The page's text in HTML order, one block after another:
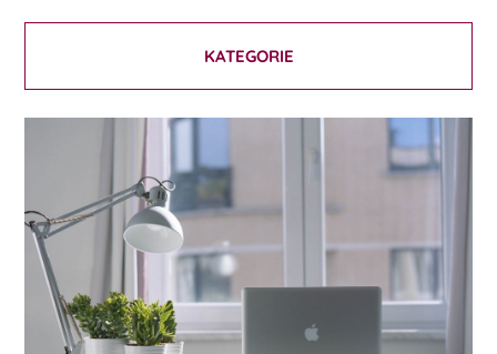
KATEGORIE